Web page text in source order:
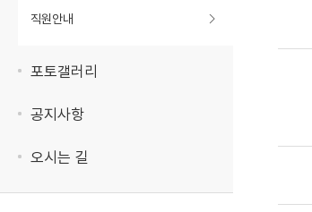
직원안내
포토갤러리
공지사항
오시는 길